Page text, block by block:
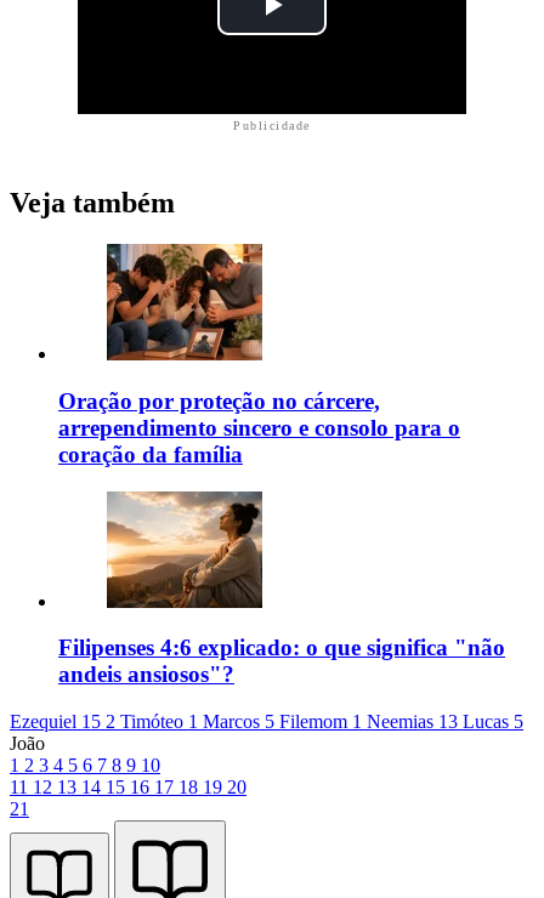
Publicidade
Veja também
Oração por proteção no cárcere,
arrependimento sincero e consolo para o
coração da família
Filipenses 4:6 explicado: o que significa "não
andeis ansiosos"?
Ezequiel 15 2 Timóteo 1 Marcos 5 Filemom 1 Neemias 13 Lucas 5
João
1 2 3 4 5 6 7 8 9 10
11 12 13 14 15 16 17 18 19 20
21